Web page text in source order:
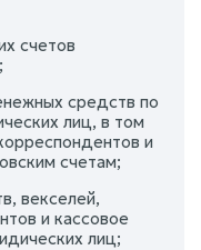
счетов
средств по
лиц, в том
и
счетам;
векселей,
и кассовое
лиц;